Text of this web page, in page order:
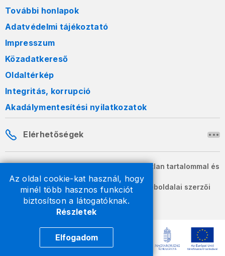
Az oldal cookie-kat használ, hogy
minél több hasznos funkciót
biztosítson a látogatóknak.
Részletek
Elfogadom
További honlapok
Adatvédelmi tájékoztató
Impresszum
Közadatkereső
Oldaltérkép
Integritás, korrupció
Akadálymentesítési nyilatkozatok
Elérhetőségek
A honlapon szereplő információk változatlan tartalommal és
formában szabadon terjeszthetők.
2026 © A Nemzeti Adó- és Vámhivatal weboldalai szerzői
jogvédelem alatt állnak.